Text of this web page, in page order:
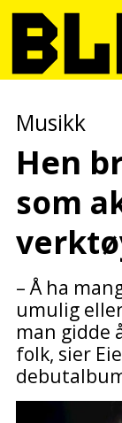
Musikk
Hen
som
– Å ha
umulig
man gidde
folk, sier